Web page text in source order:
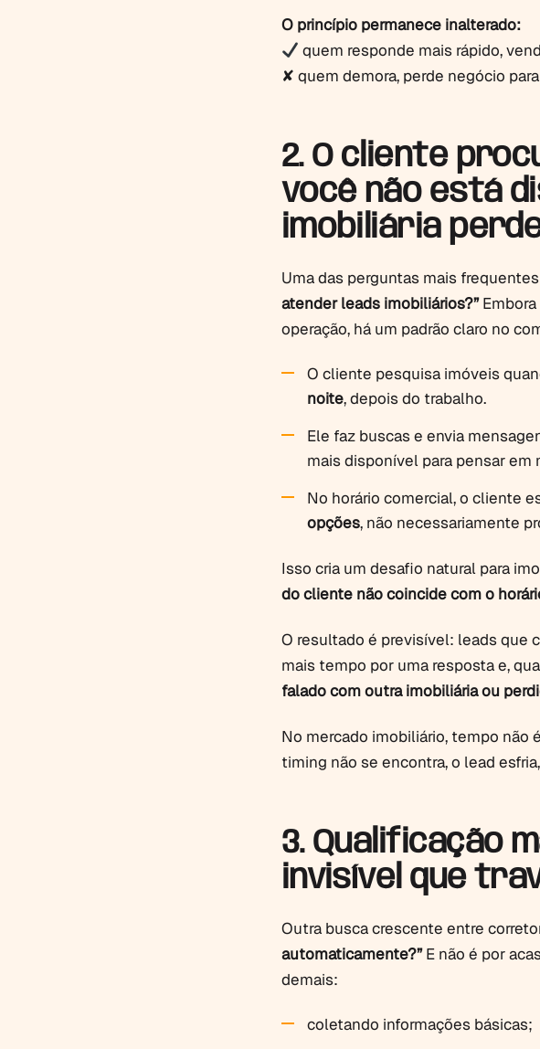
O princípio permanece inalterado:
quem responde mais rápido,
✘ quem demora, perde negócio
2. O cliente
você não está
imobiliária
Uma das perguntas mais
atender leads imobiliários?”Embora
operação, há um padrão claro no
O cliente pesquisa imóveis
noite, depois do trabalho.
Ele faz buscas e envia
mais disponível para pensar em
No horário comercial, o cliente
opções, não necessariamente
Isso cria um desafio natural para
do cliente não coincide com o
O resultado é previsível: leads que
mais tempo por uma resposta e,
falado com outra imobiliária ou
No mercado imobiliário, tempo não
timing não se encontra, o lead
3. Qualificação
invisível que
Outra busca crescente entre
automaticamente?”E não é por
demais:
coletando informações básicas;